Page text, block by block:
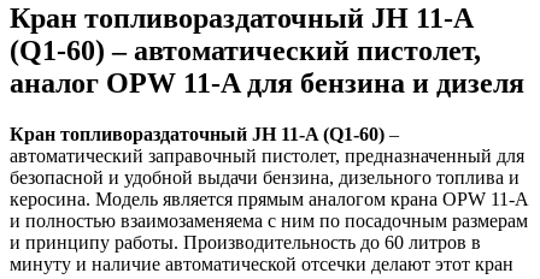
Кран топливораздаточный JH 11-A
(Q1-60) – автоматический пистолет,
аналог OPW 11-A для бензина и дизеля
Кран топливораздаточный JH 11-A (Q1-60) –
автоматический заправочный пистолет, предназначенный для
безопасной и удобной выдачи бензина, дизельного топлива и
керосина. Модель является прямым аналогом крана OPW 11-A
и полностью взаимозаменяема с ним по посадочным размерам
и принципу работы. Производительность до 60 литров в
минуту и наличие автоматической отсечки делают этот кран